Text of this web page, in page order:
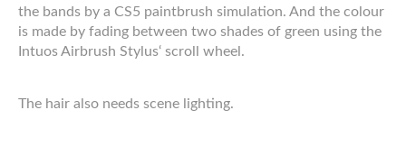
the bands by a CS5 paintbrush simulation. And the colour
is made by fading between two shades of green using the
Intuos Airbrush Stylus‘ scroll wheel.
The hair also needs scene lighting.